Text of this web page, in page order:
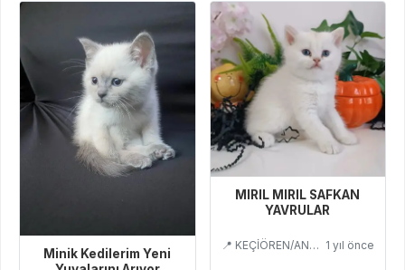
Minik Kedilerim Yeni
MIRIL MIRIL SAFKAN
YAVRULAR
📍 KEÇİÖREN/ANKARA 1 yıl önce